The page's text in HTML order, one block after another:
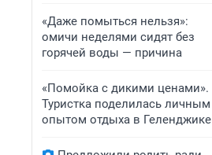
«Даже помыться нельзя»:
омичи неделями сидят без
горячей воды — причина
«Помойка с дикими ценами».
Туристка поделилась личным
опытом отдыха в Геленджике